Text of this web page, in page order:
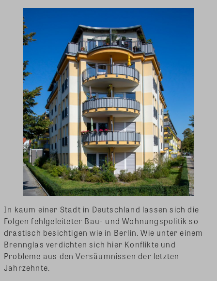
In kaum einer Stadt in Deutschland lassen sich die
Folgen fehlgeleiteter Bau- und Wohnungspolitik so
drastisch besichtigen wie in Berlin. Wie unter einem
Brennglas verdichten sich hier Konflikte und
Probleme aus den Versäumnissen der letzten
Jahrzehnte.